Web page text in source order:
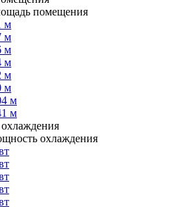
помещения
м
м
м
м
м
м
м
м
охлаждения